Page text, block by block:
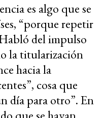
es algo que se
“porque repetir
del impulso
la titularización
hacia la
cosa que
día para otro”. En